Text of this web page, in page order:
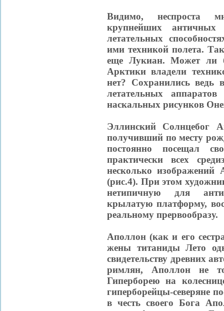
Видимо, неспроста
крупнейших античных
летательных
ими техникой полета.
еще Лукиан. Может ли
Арктики владели
нет? Сохранились ведь
летательных
наскальных рисунков
Эллинский Солнцебог
получивший по месту
постоянно посещал
практически всех
несколько изображений
(рис.4). При этом
нетипичную для
крылатую платформу,
реальному прервообразу.
Аполлон (как и его
жены титаниды Лето
свидетельству древних
римлян, Аполлон не
Гиперборею на
гиперборейцы-северяне
в честь своего Бога